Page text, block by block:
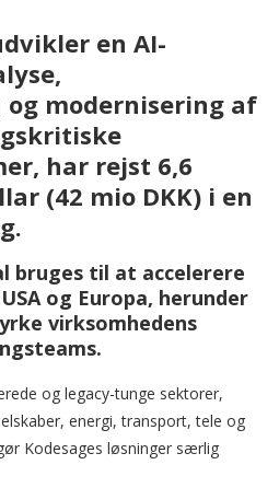
en AI-
modernisering af
har rejst 6,6
(42 mio DKK) i en
bruges til at accelerere
og Europa, herunder
virksomhedens
og legacy-tunge sektorer,
energi, transport, tele og
Kodesages løsninger særlig